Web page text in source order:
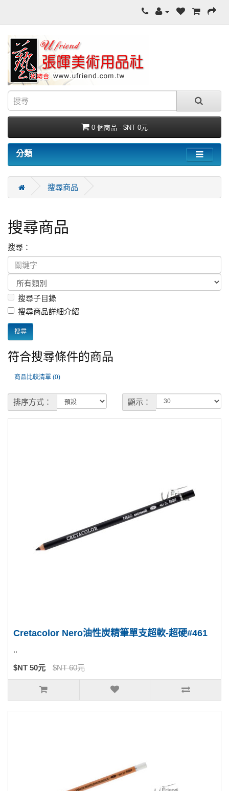
0 個商品 - $NT 0元
分類
搜尋商品
搜尋商品
搜尋：
搜尋子目錄
搜尋商品詳細介紹
符合搜尋條件的商品
商品比較清單 (0)
排序方式： 顯示：
Cretacolor Nero油性炭精筆單支超軟-超硬#461
..
$NT 50元 $NT 60元